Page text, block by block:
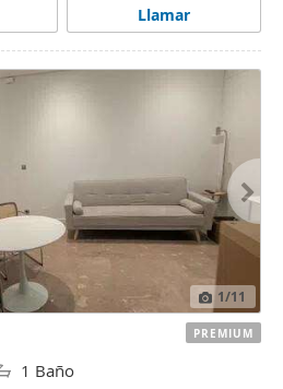
Llamar
1/11
1 Baño
PREMIUM